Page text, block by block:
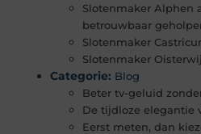
Slotenmaker Alphen
betrouwbaar
Slotenmaker
Slotenmaker
Categorie: Blog
Beter tv-geluid
De tijdloze elegantie
Eerst meten, dan